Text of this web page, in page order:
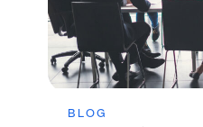
BLOG